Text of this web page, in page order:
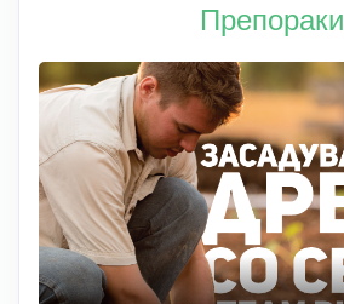
Препораки